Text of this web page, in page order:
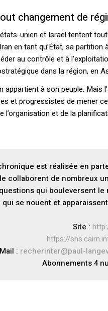
changement de
unien et Israël tentent
en tant qu’État, sa
au contrôle et à
dans la région, en
appartient à son peuple.
et progressistes de mener
l’organisation et de la
est réalisée en
collaborent de nombreux
qui bouleversent le
se nouent et
Site :
https://
Mail : recherinter@paul-
Abonnements 4